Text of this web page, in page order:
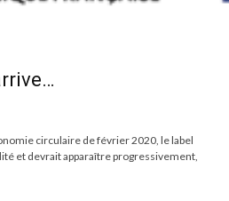
circulaire de février 2020, le label
et devrait apparaître progressivement,